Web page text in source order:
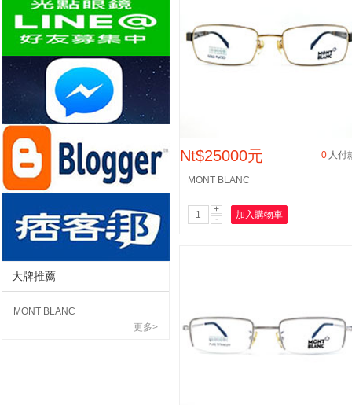
大牌推薦
MONT BLANC
更多>
Nt$25000元 0 人付
MONT BLANC
+
-
加入購物車